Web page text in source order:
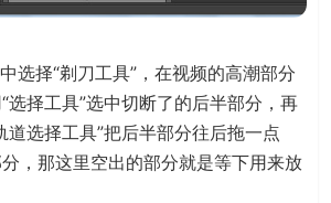
择“剃刀工具”，在视频的高潮部分
选择工具”选中切断了的后半部分，再
道选择工具”把后半部分往后拖一点
，那这里空出的部分就是等下用来放